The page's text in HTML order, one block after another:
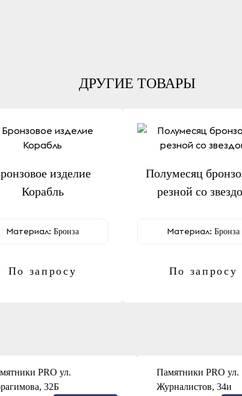
ДРУГИЕ ТОВАРЫ
изделие
Корабль
Материал: Бронза
По запросу
Полумесяц
резной со
Материал: Бронза
По запросу
PRO ул.
32Б
Памятники PRO ул.
Журналистов, 34и